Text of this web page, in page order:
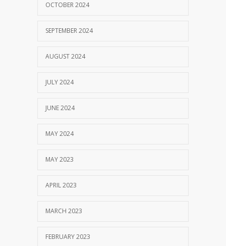
OCTOBER 2024
SEPTEMBER 2024
AUGUST 2024
JULY 2024
JUNE 2024
MAY 2024
MAY 2023
APRIL 2023
MARCH 2023
FEBRUARY 2023